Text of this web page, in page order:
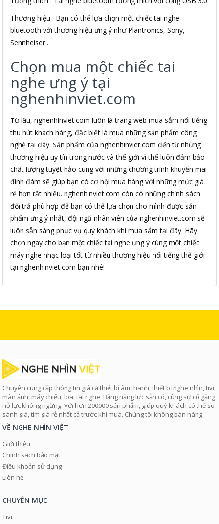
Thương hiệu : Bạn có thể lựa chọn một chiếc tai nghe
bluetooth với thương hiệu ưng ý như Plantronics, Sony,
Sennheiser .
Chọn mua một chiếc tai
nghe ưng ý tại
nghenhinviet.com
Từ lâu, nghenhinviet.com luôn là trang web mua sắm nổi tiếng
thu hút khách hàng, đặc biệt là mua những sản phẩm công
nghệ tại đây. Sản phẩm của nghenhinviet.com đến từ những
thương hiệu uy tín trong nước và thế giới vì thế luôn đảm bảo
chất lượng tuyệt hảo cùng với những chương trình khuyến mãi
đình đám sẽ giúp bạn có cơ hội mua hàng với những mức giá
rẻ hơn rất nhiều. nghenhinviet.com còn có những chính sách
đổi trả phù hợp để bạn có thể lựa chọn cho mình được sản
phẩm ưng ý nhất, đội ngũ nhân viên của nghenhinviet.com sẽ
luôn sẵn sàng phục vụ quý khách khi mua sắm tại đây. Hãy
chọn ngay cho bạn một chiếc tai nghe ưng ý cùng một chiếc
máy nghe nhạc loại tốt từ nhiều thương hiệu nổi tiếng thế giới
tại nghenhinviet.com bạn nhé!
Chuyên cung cấp thông tin giá cả thiết bị âm thanh, thiết bị nghe nhìn, tivi,
màn ảnh, máy chiếu, loa, tai nghe. Bằng năng lực sẵn có, cùng sự cố gắng
nỗ lực không ngừng. Với hơn 200000 sản phẩm, giúp quý khách có thể so
sánh giá, tìm giá rẻ nhất cả trước khi mua. Chúng tôi không bán hàng.
VỀ NGHE NHÌN VIỆT
Giới thiệu
Chính sách bảo mật
Điều khoản sử dụng
Liên hệ
CHUYÊN MỤC
Tivi